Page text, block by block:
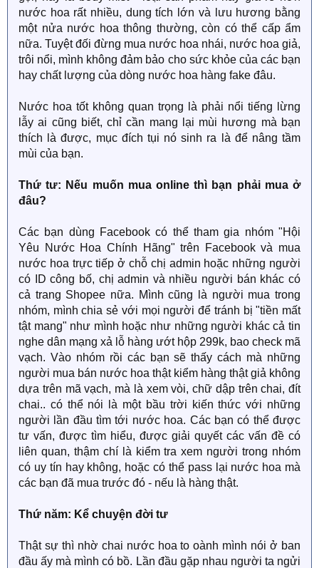
nước hoa rất nhiều, dung tích lớn và lưu hương bằng
một nửa nước hoa thông thường, còn có thể cấp ẩm
nữa. Tuyệt đối đừng mua nước hoa nhái, nước hoa giả,
trôi nổi, mình không đảm bảo cho sức khỏe của các bạn
hay chất lượng của dòng nước hoa hàng fake đâu.
Nước hoa tốt không quan trọng là phải nổi tiếng lừng
lẫy ai cũng biết, chỉ cần mang lại mùi hương mà bạn
thích là được, mục đích tụi nó sinh ra là để nâng tầm
mùi của bạn.
Thứ tư: Nếu muốn mua online thì bạn phải mua ở
đâu?
Các bạn dùng Facebook có thể tham gia nhóm "Hội
Yêu Nước Hoa Chính Hãng" trên Facebook và mua
nước hoa trực tiếp ở chỗ chị admin hoặc những người
có ID công bố, chị admin và nhiều người bán khác có
cả trang Shopee nữa. Mình cũng là người mua trong
nhóm, mình chia sẻ với mọi người để tránh bị "tiền mất
tật mang" như mình hoặc như những người khác cả tin
nghe dân mạng xả lỗ hàng ướt hộp 299k, bao check mã
vạch. Vào nhóm rồi các bạn sẽ thấy cách mà những
người mua bán nước hoa thật kiểm hàng thật giả không
dựa trên mã vạch, mà là xem vòi, chữ dập trên chai, đít
chai.. có thể nói là một bầu trời kiến thức với những
người lần đầu tìm tới nước hoa. Các bạn có thể được
tư vấn, được tìm hiểu, được giải quyết các vấn đề có
liên quan, thậm chí là kiểm tra xem người trong nhóm
có uy tín hay không, hoặc có thể pass lại nước hoa mà
các bạn đã mua trước đó - nếu là hàng thật.
Thứ năm: Kể chuyện đời tư
Thật sự thì nhờ chai nước hoa to oành mình nói ở ban
đầu ấy mà mình có bồ. Lần đầu gặp nhau người ta ngửi